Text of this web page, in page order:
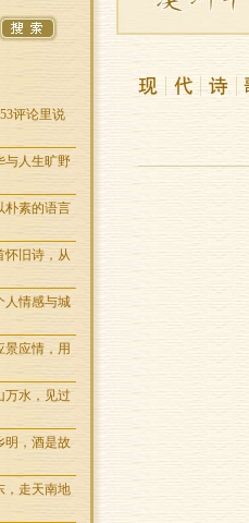
评论里说
与人生旷野
朴素的语言
怀旧诗，从
人情感与城
景应情，用
万水，见过
明，酒是故
，走天南地